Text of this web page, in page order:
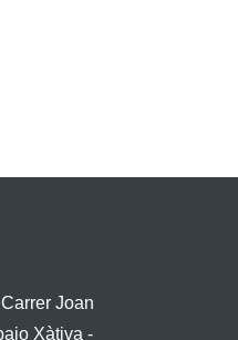
Joan
Xàtiva -